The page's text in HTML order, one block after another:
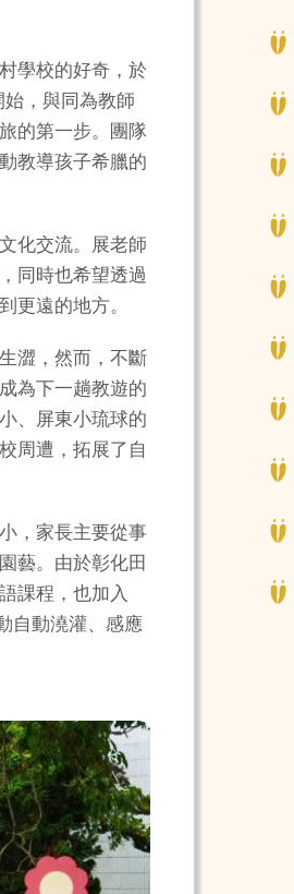
學校的好奇，於
，與同為教師
的第一步。團隊
教導孩子希臘的
化交流。展老師
同時也希望透過
更遠的地方。
澀，然而，不斷
為下一趟教遊的
、屏東小琉球的
周遭，拓展了自
，家長主要從事
藝。由於彰化田
課程，也加入
自動澆灌、感應